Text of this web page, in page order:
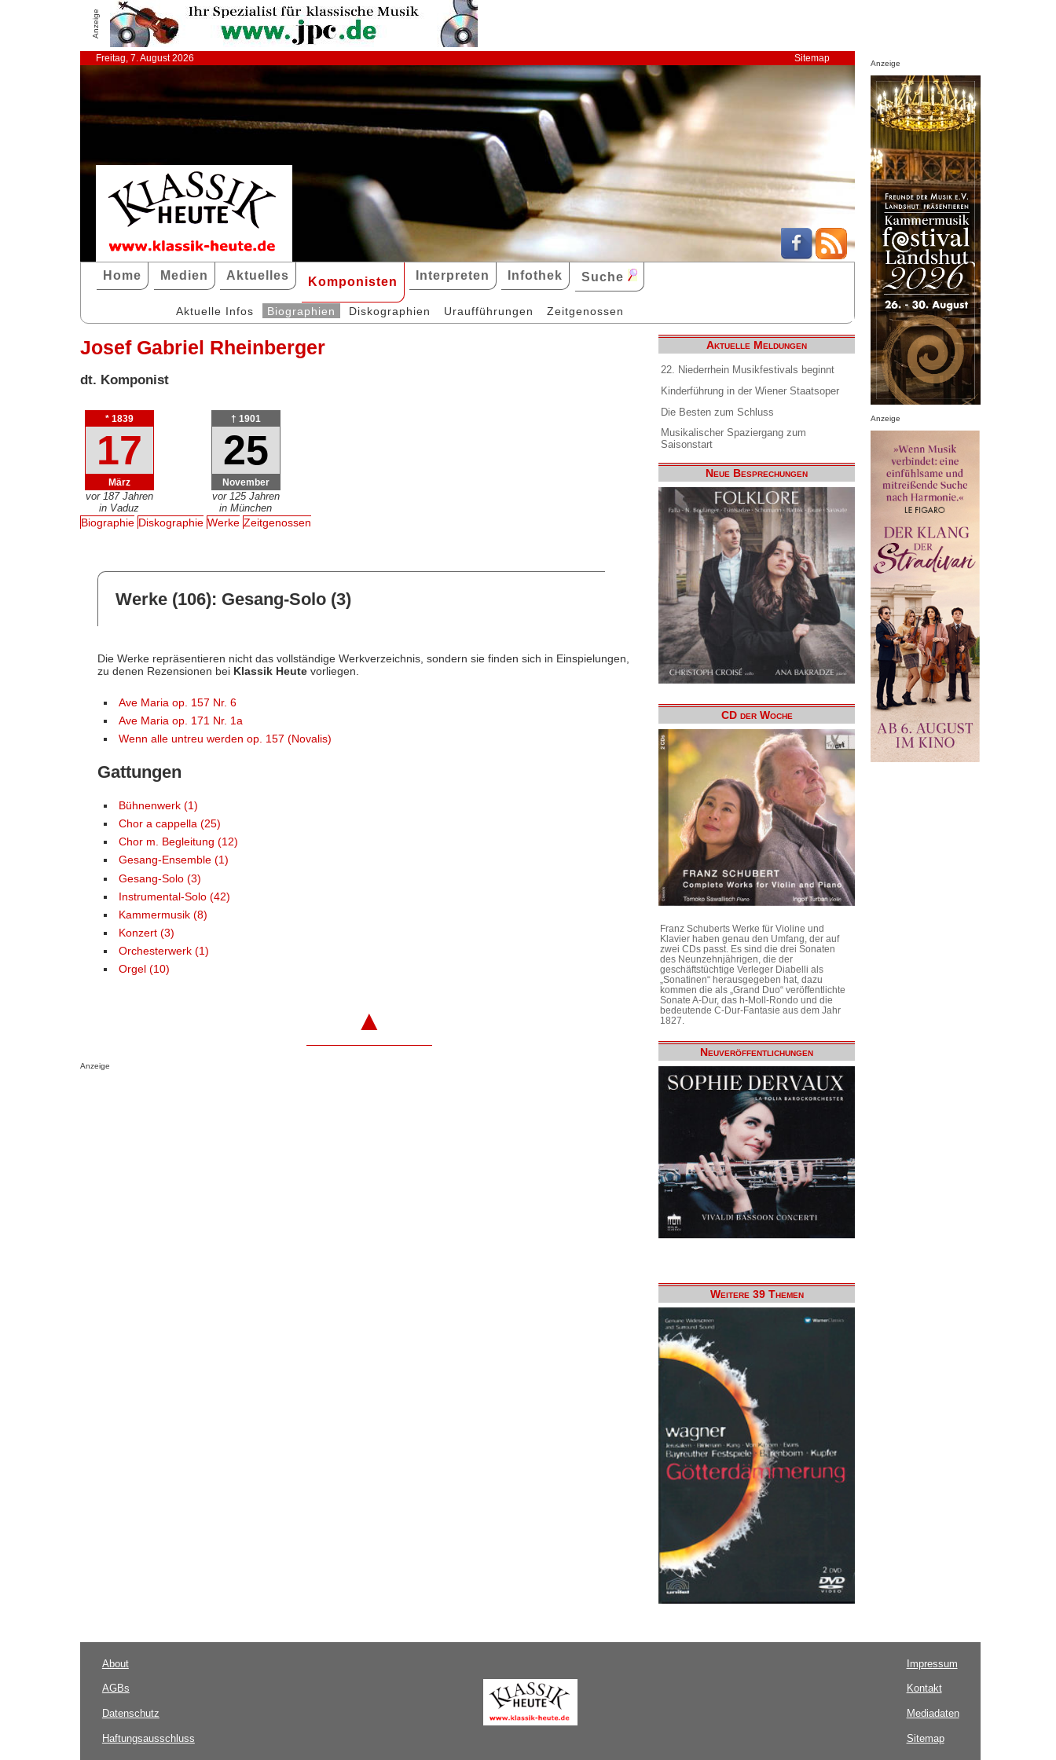
Anzeige
Freitag, 7. August 2026 Sitemap
Home Medien Aktuelles Komponisten Interpreten Infothek Suche
Aktuelle Infos Biographien Diskographien Uraufführungen Zeitgenossen
Josef Gabriel Rheinberger
dt. Komponist
* 1839
17
März
vor 187 Jahren
in Vaduz
† 1901
25
November
vor 125 Jahren
in München
Biographie Diskographie Werke Zeitgenossen
Werke (106): Gesang-Solo (3)
Die Werke repräsentieren nicht das vollständige Werkverzeichnis, sondern sie finden sich in Einspielungen,
zu denen Rezensionen bei Klassik Heutevorliegen.
Ave Maria op. 157 Nr. 6
Ave Maria op. 171 Nr. 1a
Wenn alle untreu werden op. 157 (Novalis)
Gattungen
Bühnenwerk (1)
Chor a cappella (25)
Chor m. Begleitung (12)
Gesang-Ensemble (1)
Gesang-Solo (3)
Instrumental-Solo (42)
Kammermusik (8)
Konzert (3)
Orchesterwerk (1)
Orgel (10)
▲
Anzeige
Aktuelle Meldungen
22. Niederrhein Musikfestivals beginnt
Kinderführung in der Wiener Staatsoper
Die Besten zum Schluss
Musikalischer Spaziergang zum
Saisonstart
Neue Besprechungen
CD der Woche
Franz Schuberts Werke für Violine und
Klavier haben genau den Umfang, der auf
zwei CDs passt. Es sind die drei Sonaten
des Neunzehnjährigen, die der
geschäftstüchtige Verleger Diabelli als
„Sonatinen“ herausgegeben hat, dazu
kommen die als „Grand Duo“ veröffentlichte
Sonate A-Dur, das h-Moll-Rondo und die
bedeutende C-Dur-Fantasie aus dem Jahr
1827.
Neuveröffentlichungen
Weitere 39 Themen
Anzeige
Anzeige
About
AGBs
Datenschutz
Haftungsausschluss
Impressum
Kontakt
Mediadaten
Sitemap